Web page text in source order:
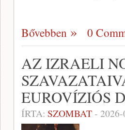
Bővebben 0
AZ IZRAELI
EUROVÍZIÓS
ÍRTA: SZOMBAT-